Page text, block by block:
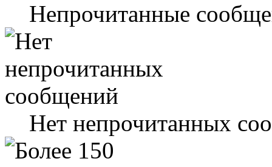
Непрочитанные
Нет непрочитанных